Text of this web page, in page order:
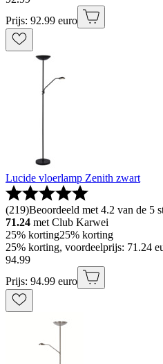
Prijs: 92.99 euro
Lucide vloerlamp Zenith zwart
(219)Beoordeeld met 4.2 van de 5
71.24 met Club Karwei
25% korting25% korting
25% korting, voordeelprijs: 71.24
94.99
Prijs: 94.99 euro